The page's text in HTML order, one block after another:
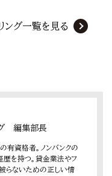
ング一覧を見る
グ 編集部長
有資格者。ノンバンクの
を持つ。貸金業法やフ
らないための正しい情